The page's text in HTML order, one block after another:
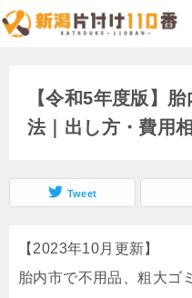
【令和5年度版】
法｜出し方・費用
Tweet
【2023年10月更新】
胎内市で不用品、粗大ゴ